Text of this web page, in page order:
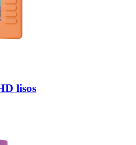
lisos